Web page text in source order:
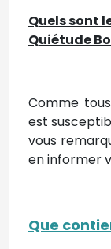
Quels sont
Quiétude
Comme
est
vous
en informer
Que